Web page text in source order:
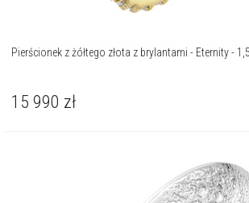
Pierścionek z żółtego złota z brylantami - Eternity -
15 990 zł